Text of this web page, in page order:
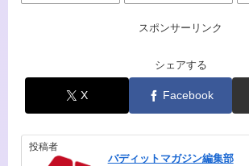
スポンサーリンク
シェアする
X Facebook
投稿者
バディットマガジン編集部